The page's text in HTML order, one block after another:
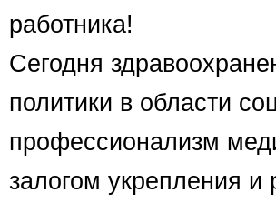
работника!
Сегодня
политики в области
профессионализм
залогом укрепления и